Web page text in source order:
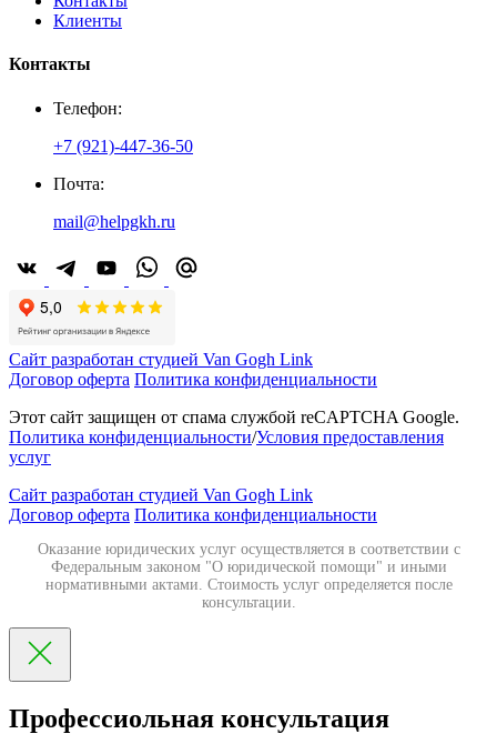
Клиенты
Контакты
Телефон:
+7 (921)-447-36-50
Почта:
mail@helpgkh.ru
Сайт разработан студией Van Gogh Link
Договор оферта Политика конфиденциальности
Этот сайт защищен от спама службой reCAPTCHA Google.
Политика конфиденциальности/Условия предоставления
услуг
Сайт разработан студией Van Gogh Link
Договор оферта Политика конфиденциальности
Оказание юридических услуг осуществляется в соответствии с
Федеральным законом "О юридической помощи" и иными
нормативными актами. Стоимость услуг определяется после
консультации.
Профессиольная консультация